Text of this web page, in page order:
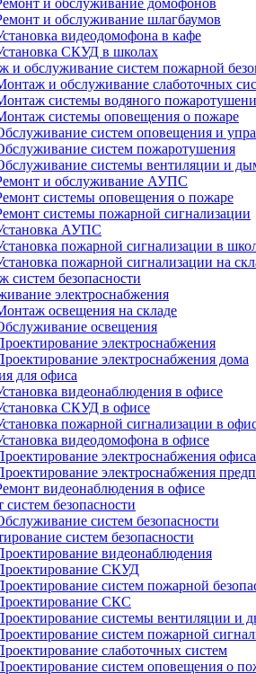
и обслуживание домофонов
и обслуживание шлагбаумов
видеодомофона в кафе
СКУД в школах
и обслуживание систем пожарной
и обслуживание слаботочных
системы водяного
системы оповещения о пожаре
систем оповещения и
систем пожаротушения
системы вентиляции и
и обслуживание АУПС
системы оповещения о пожаре
системы пожарной сигнализации
АУПС
пожарной сигнализации в
пожарной сигнализации на
систем безопасности
электроснабжения
освещения на складе
освещения
электроснабжения
электроснабжения дома
для офиса
видеонаблюдения в офисе
СКУД в офисе
пожарной сигнализации в
видеодомофона в офисе
электроснабжения офиса
электроснабжения
видеонаблюдения в офисе
систем безопасности
систем безопасности
систем безопасности
видеонаблюдения
СКУД
систем пожарной
СКС
системы вентиляции и
систем пожарной
слаботочных систем
систем оповещения о